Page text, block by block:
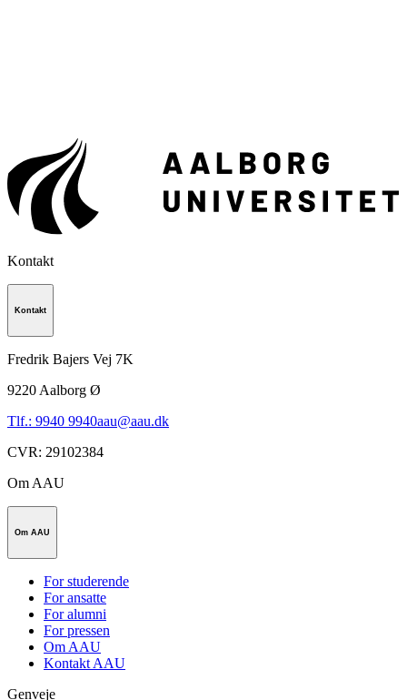
Kontakt
Kontakt
Fredrik Bajers Vej 7K
9220 Aalborg Ø
Tlf.: 9940 9940aau@aau.dk
CVR: 29102384
Om AAU
Om AAU
For studerende
For ansatte
For alumni
For pressen
Om AAU
Kontakt AAU
Genveje